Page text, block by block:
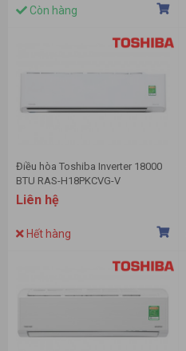
Còn hàng
Điều hòa Toshiba Inverter 18000
BTU RAS-H18PKCVG-V
Liên hệ
Hết hàng